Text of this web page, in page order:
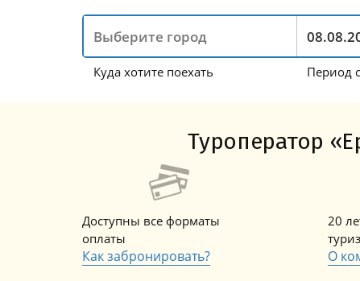
Куда хотите поехать Период с
Туроператор
Доступны все форматы
оплаты
Как забронировать?
20
О